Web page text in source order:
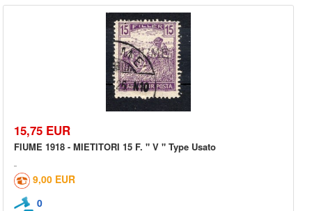
15,75 EUR
FIUME 1918 - MIETITORI 15 F. " V " Type Usato
9,00 EUR
0